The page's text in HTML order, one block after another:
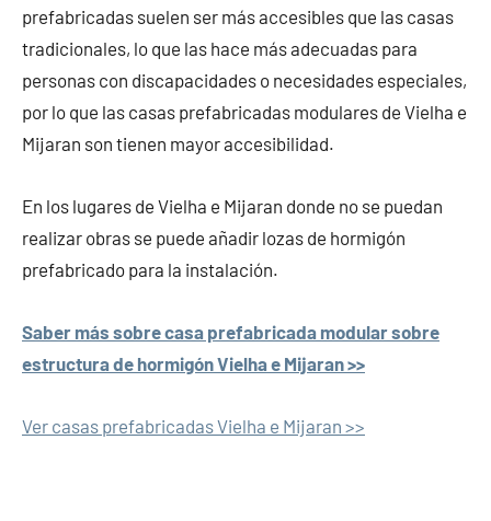
prefabricadas suelen ser más accesibles que las casas
tradicionales, lo que las hace más adecuadas para
personas con discapacidades o necesidades especiales,
por lo que las casas prefabricadas modulares de Vielha e
Mijaran son tienen mayor accesibilidad.
En los lugares de Vielha e Mijaran donde no se puedan
realizar obras se puede añadir lozas de hormigón
prefabricado para la instalación.
Saber más sobre casa prefabricada modular sobre
estructura de hormigón Vielha e Mijaran >>
Ver casas prefabricadas Vielha e Mijaran >>